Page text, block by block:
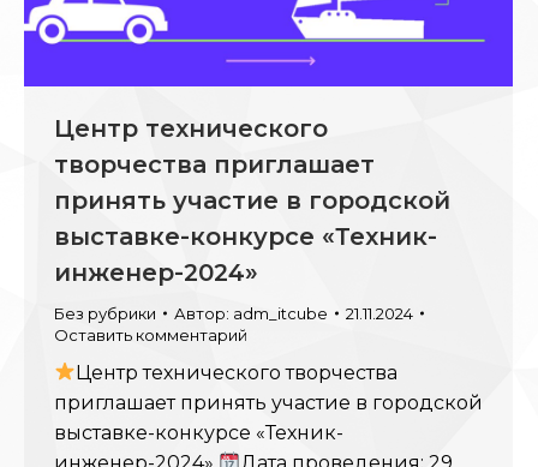
Центр технического
творчества приглашает
принять участие в городской
выставке-конкурсе «Техник-
инженер-2024»
Без рубрики Автор: adm_itcube
21.11.2024
Оставить комментарий
Центр технического творчества
приглашает принять участие в городской
выставке-конкурсе «Техник-
инженер-2024»
Дата проведения: 29